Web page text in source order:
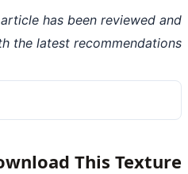
article has been reviewed
the latest
Download This